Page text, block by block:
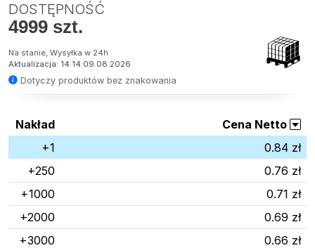
DOSTĘPNOŚĆ
4999 szt.
Na stanie, Wysyłka w 24h
Aktualizacja: 14:14 09.08.2026
Dotyczy produktów bez znakowania
Nakład
Cena Netto
+1
0.84 zł
+250
0.76 zł
+1000
0.71 zł
+2000
0.69 zł
+3000
0.66 zł